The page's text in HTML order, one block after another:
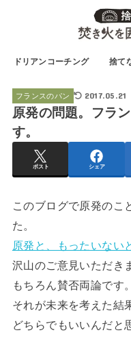
ドリアンコーチング 捨て
フランスのパン 2017.05.21
原発の問題。フラ
す。
ポスト シェア
このブログで原発のこ
た。
原発と、もったいない
沢山のご意見いただき
もちろん賛否両論です。
それが未来を考えた結
どちらでもいいんだと